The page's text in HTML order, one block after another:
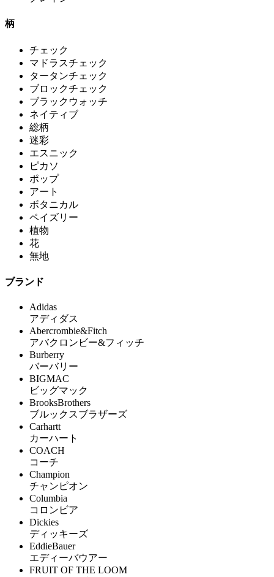
柄
チェック
マドラスチェック
タータンチェック
ブロックチェック
ブラックウォッチ
ネイティブ
総柄
迷彩
エスニック
ピカソ
ポップ
アート
ボタニカル
ペイズリー
植物
花
無地
ブランド
Adidas
アディダス
Abercrombie&Fitch
アバクロンビー&フィッチ
Burberry
バーバリー
BIGMAC
ビッグマック
BrooksBrothers
ブルックスブラザーズ
Carhartt
カーハート
COACH
コーチ
Champion
チャンピオン
Columbia
コロンビア
Dickies
ディッキーズ
EddieBauer
エディーバウアー
FRUIT OF THE LOOM